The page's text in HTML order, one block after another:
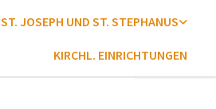
ST. JOSEPH UND ST. STEPHANUS
KIRCHL. EINRICHTUNGEN